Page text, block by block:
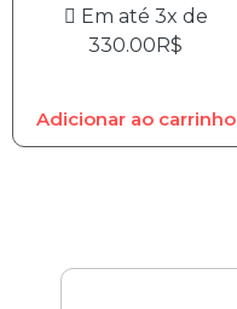
Em até 3x de
330.00R$
Adicionar ao carrinho